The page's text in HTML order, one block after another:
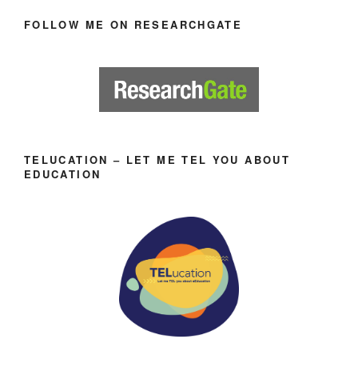
FOLLOW ME ON RESEARCHGATE
TELUCATION – LET ME TEL YOU ABOUT
EDUCATION